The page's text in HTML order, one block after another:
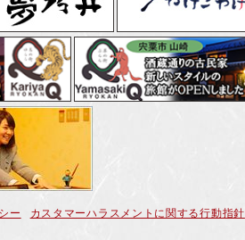
ー カスタマーハラスメントに関する行動指針